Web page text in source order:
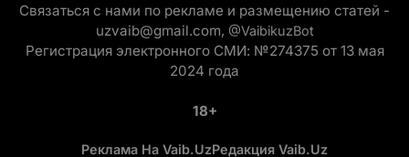
Связаться с нами по рекламе и размещению статей -
uzvaib@gmail.com, @VaibikuzBot
Регистрация электронного СМИ: №274375 от 13 мая
2024 года
18+
Реклама На Vaib.uzРедакция Vaib.uz